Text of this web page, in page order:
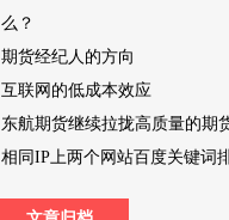
么？
期货经纪人的方向
互联网的低成本效应
东航期货继续拉拢高质量的期
相同IP上两个网站百度关键词